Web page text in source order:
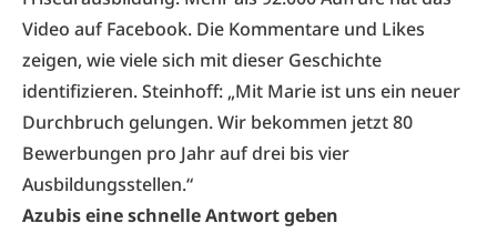
Video auf Facebook. Die Kommentare und Likes
zeigen, wie viele sich mit dieser Geschichte
identifizieren. Steinhoff: „Mit Marie ist uns ein neuer
Durchbruch gelungen. Wir bekommen jetzt 80
Bewerbungen pro Jahr auf drei bis vier
Ausbildungsstellen.“
Azubis eine schnelle Antwort geben